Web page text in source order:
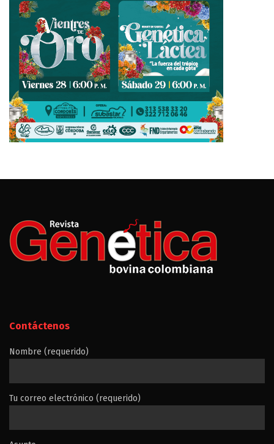
Contáctenos
Nombre (requerido)
Tu correo electrónico (requerido)